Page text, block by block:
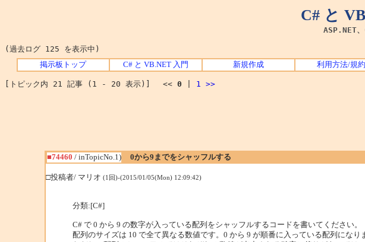
C# と
ASP.NET
(過去ログ 125 を表示中)
掲示板トップ C# と VB.NET 入門 新規作成 利用方法/規約
[トピック内 21 記事 (1 - 20 表示)] << 0 1 >>
■74460 / inTopicNo.1)
0から9までをシャッフルする
□投稿者/ マリオ (1回)-(2015/01/05(Mon) 12:09:42)
分類:[C#]
C# で 0 から 9 の数字が入っている配列をシャッフルするコードを書いてください。
配列のサイズは 10 で全て異なる数値です。0 から 9 が順番に入っている配列になり